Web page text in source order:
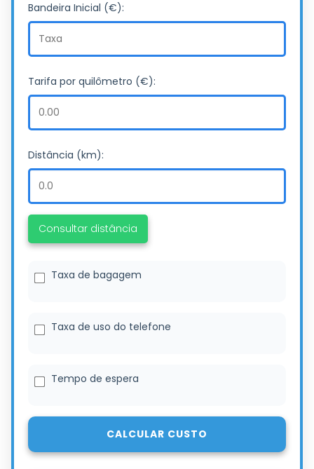
Bandeira Inicial (€):
Tarifa por quilômetro (€):
Distância (km):
Consultar distância
Taxa de bagagem
Taxa de uso do telefone
Tempo de espera
CALCULAR CUSTO